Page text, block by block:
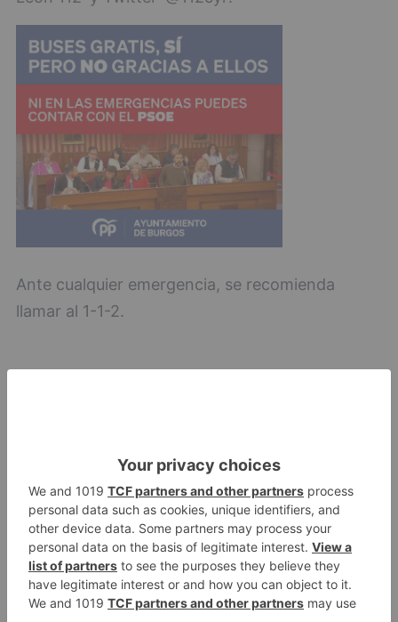
Ante cualquier emergencia, se recomienda
llamar al 1-1-2.
LO + VISTO
1
Detienen a un joven de 27 años
por el robo de cableado y por
atentado contra los agentes
Calor y posibles tormentas en